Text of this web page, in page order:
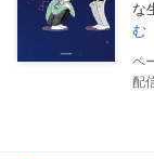
な
む
配